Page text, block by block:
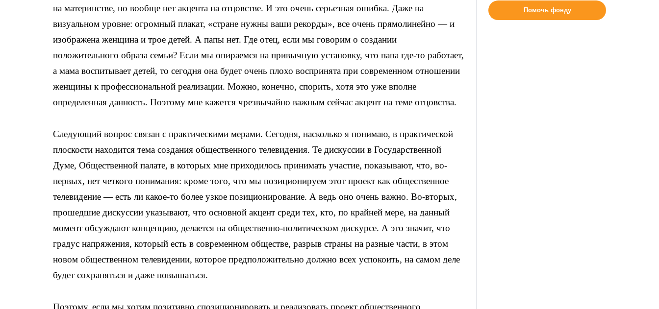
на материнстве, но вообще нет акцента на отцовстве. И это очень серьезная ошибка. Даже на
визуальном уровне: огромный плакат, «стране нужны ваши рекорды», все очень прямолинейно — и
изображена женщина и трое детей. А папы нет. Где отец, если мы говорим о создании
положительного образа семьи? Если мы опираемся на привычную установку, что папа где-то работает,
а мама воспитывает детей, то сегодня она будет очень плохо воспринята при современном отношении
женщины к профессиональной реализации. Можно, конечно, спорить, хотя это уже вполне
определенная данность. Поэтому мне кажется чрезвычайно важным сейчас акцент на теме отцовства.
Следующий вопрос связан с практическими мерами. Сегодня, насколько я понимаю, в практической
плоскости находится тема создания общественного телевидения. Те дискуссии в Государственной
Думе, Общественной палате, в которых мне приходилось принимать участие, показывают, что, во-
первых, нет четкого понимания: кроме того, что мы позиционируем этот проект как общественное
телевидение — есть ли какое-то более узкое позиционирование. А ведь оно очень важно. Во-вторых,
прошедшие дискуссии указывают, что основной акцент среди тех, кто, по крайней мере, на данный
момент обсуждают концепцию, делается на общественно-политическом дискурсе. А это значит, что
градус напряжения, который есть в современном обществе, разрыв страны на разные части, в этом
новом общественном телевидении, которое предположительно должно всех успокоить, на самом деле
будет сохраняться и даже повышаться.
Поэтому, если мы хотим позитивно спозиционировать и реализовать проект общественного
Помочь фонду